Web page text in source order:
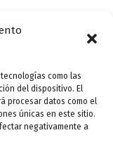
como las
del dispositivo. El
procesar datos como el
únicas en este sitio.
negativamente a
al
lectores».
de Atención y
al gerente del